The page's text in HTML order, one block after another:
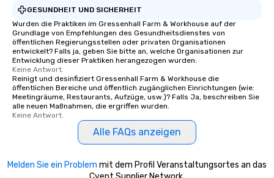
GESUNDHEIT UND SICHERHEIT
Wurden die Praktiken im Gressenhall Farm & Workhouse auf der
Grundlage von Empfehlungen des Gesundheitsdienstes von
öffentlichen Regierungsstellen oder privaten Organisationen
entwickelt? Falls ja, geben Sie bitte an, welche Organisationen zur
Entwicklung dieser Praktiken herangezogen wurden:
Keine Antwort.
Reinigt und desinfiziert Gressenhall Farm & Workhouse die
öffentlichen Bereiche und öffentlich zugänglichen Einrichtungen (wie:
Meetingräume, Restaurants, Aufzüge, usw.)? Falls Ja, beschreiben Sie
alle neuen Maßnahmen, die ergriffen wurden.
Keine Antwort.
Alle FAQs anzeigen
Melden Sie ein Problem mit dem Profil Veranstaltungsortes an das